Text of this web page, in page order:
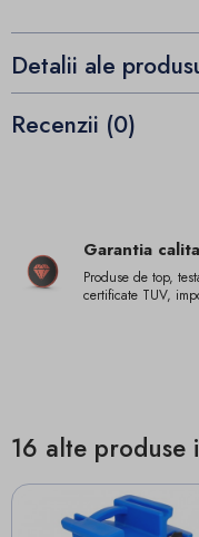
Detalii ale
Recenzii (0)
Garantia
Produse de top,
certificate TUV,
16 alte produse